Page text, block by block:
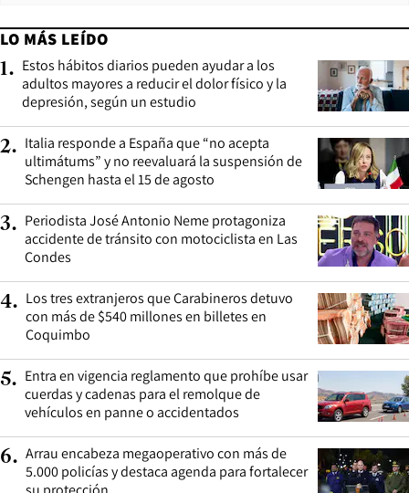
LO MÁS LEÍDO
1. Estos hábitos diarios pueden ayudar a los
adultos mayores a reducir el dolor físico y la
depresión, según un estudio
2. Italia responde a España que “no acepta
ultimátums” y no reevaluará la suspensión de
Schengen hasta el 15 de agosto
3. Periodista José Antonio Neme protagoniza
accidente de tránsito con motociclista en Las
Condes
4. Los tres extranjeros que Carabineros detuvo
con más de $540 millones en billetes en
Coquimbo
5. Entra en vigencia reglamento que prohíbe usar
cuerdas y cadenas para el remolque de
vehículos en panne o accidentados
6. Arrau encabeza megaoperativo con más de
5.000 policías y destaca agenda para fortalecer